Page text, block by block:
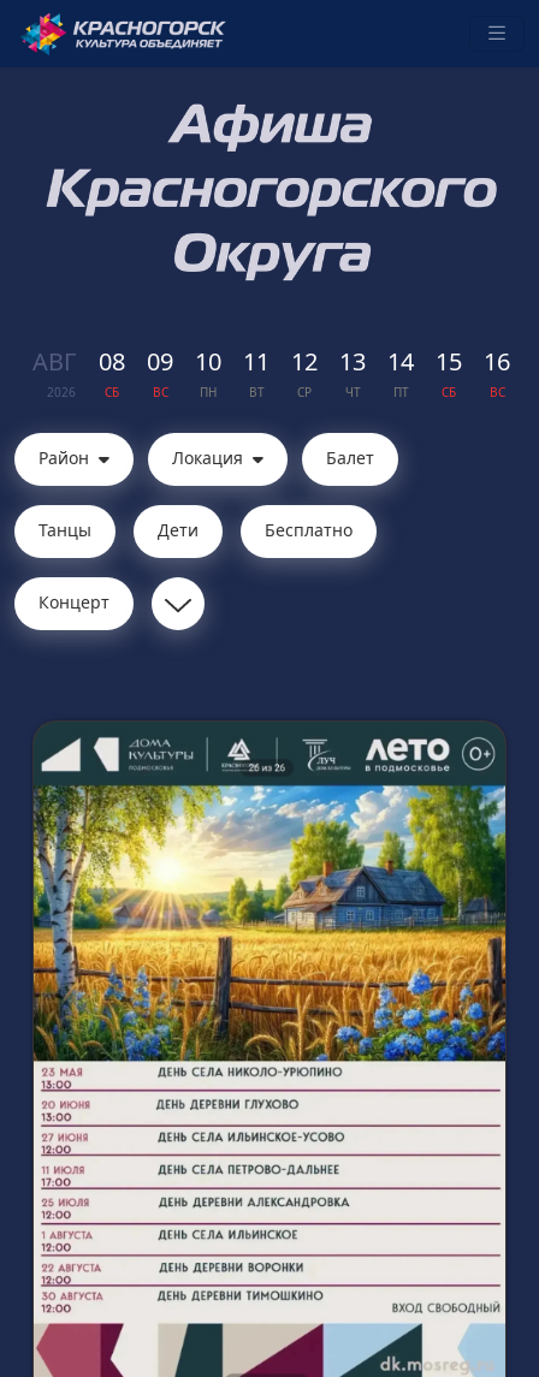
АВГ
2026
08
СБ
09
ВС
10
ПН
11
ВТ
12
СР
13
ЧТ
14
ПТ
15
СБ
16
ВС
Район Локация Балет
Танцы Дети Бесплатно
Концерт